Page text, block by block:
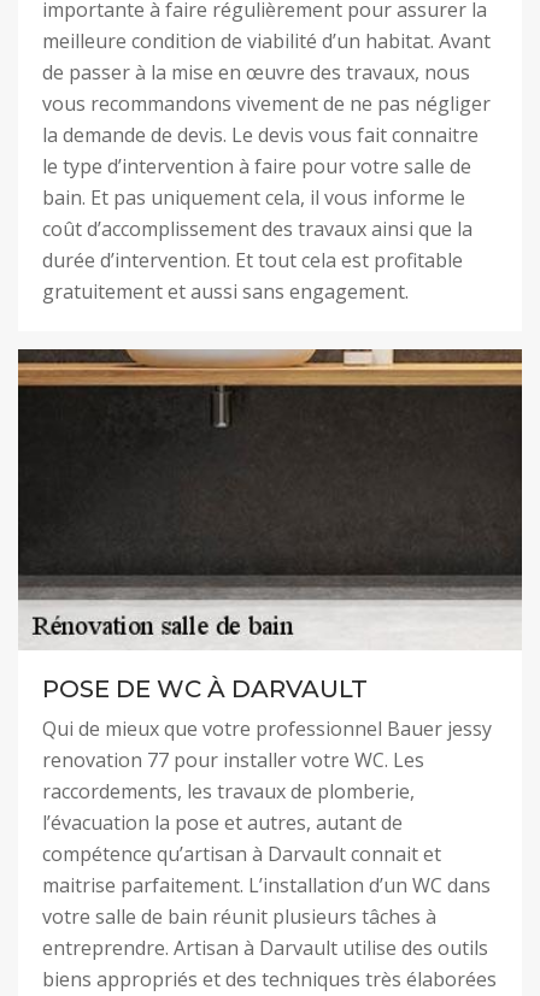
importante à faire régulièrement pour assurer la
meilleure condition de viabilité d’un habitat. Avant
de passer à la mise en œuvre des travaux, nous
vous recommandons vivement de ne pas négliger
la demande de devis. Le devis vous fait connaitre
le type d’intervention à faire pour votre salle de
bain. Et pas uniquement cela, il vous informe le
coût d’accomplissement des travaux ainsi que la
durée d’intervention. Et tout cela est profitable
gratuitement et aussi sans engagement.
POSE DE WC À DARVAULT
Qui de mieux que votre professionnel Bauer jessy
renovation 77 pour installer votre WC. Les
raccordements, les travaux de plomberie,
l’évacuation la pose et autres, autant de
compétence qu’artisan à Darvault connait et
maitrise parfaitement. L’installation d’un WC dans
votre salle de bain réunit plusieurs tâches à
entreprendre. Artisan à Darvault utilise des outils
biens appropriés et des techniques très élaborées